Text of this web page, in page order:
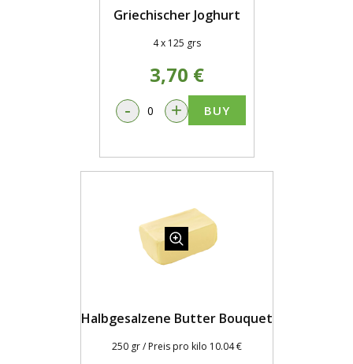
Griechischer Joghurt
4 x 125 grs
3,70 €
- + BUY
Halbgesalzene Butter Bouquet
250 gr / Preis pro kilo 10.04 €